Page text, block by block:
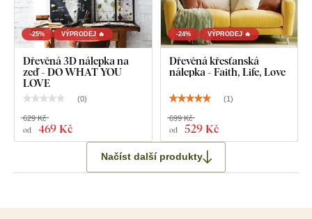
-25% VÝPRODEJ 🔥
Dřevěná 3D nálepka na
zeď - DO WHAT YOU
LOVE
(0)
od 469 Kč
629 Kč
-24% VÝPRODEJ 🔥
Dřevěná křesťanská
nálepka - Faith, Life, Love
(1)
od 529 Kč
699 Kč
Načíst další produkty